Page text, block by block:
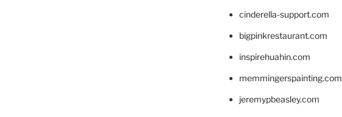
cinderella-support.com
bigpinkrestaurant.com
inspirehuahin.com
memmingerspainting.com
jeremypbeasley.com